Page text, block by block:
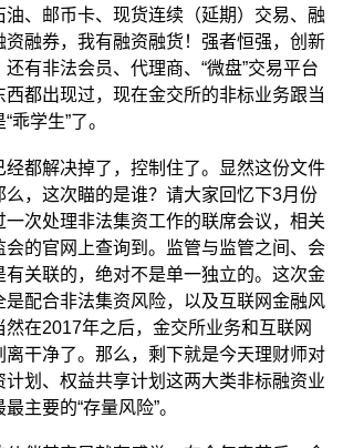
油、邮币卡、现货连续（延期）交易、融
资融券，我有融资融货！强者恒强，创新
有非法会员、代理商、“微盘”交易平台
都出现过，现在金交所的非标业务跟当
乖学生”了。
经都解决掉了，控制住了。显然这份文件
么，这次瞄的是谁？请大家回忆下3月份
一次处理非法集资工作的联席会议，相关
会的官网上查询到。监管与监管之间、会
有关联的，绝对不是单一独立的。这次金
是配合非法集资风险，以及互联网金融风
然在2017年之后，金交所业务和互联网
离干净了。那么，剩下就是今天理财师对
计划、权益共享计划这两大类非标融资业
主要的“存量风险”。